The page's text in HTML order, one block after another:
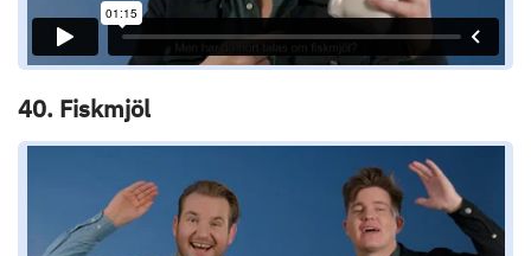
40. Fiskmjöl